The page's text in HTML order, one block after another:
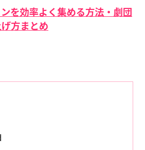
を効率よく集める方法・劇団
方まとめ